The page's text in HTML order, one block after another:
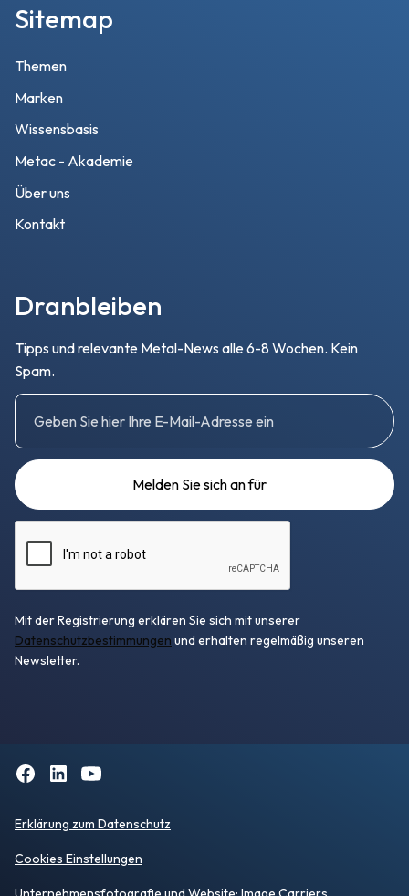
Sitemap
Themen
Marken
Wissensbasis
Metac - Akademie
Über uns
Kontakt
Dranbleiben
Tipps und relevante Metal-News alle 6-8 Wochen. Kein
Spam.
Mit der Registrierung erklären Sie sich mit unserer
Datenschutzbestimmungen und erhalten regelmäßig unseren
Newsletter.
Erklärung zum Datenschutz
Cookies Einstellungen